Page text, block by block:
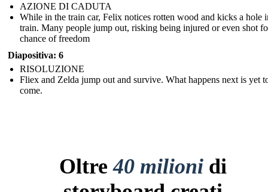
AZIONE DI CADUTA
While in the train car, Felix notices rotten wood and kicks a hole
train. Many people jump out, risking being injured or even shot
chance of freedom
Diapositiva: 6
RISOLUZIONE
Fliex and Zelda jump out and survive. What happens next is yet
come.
Oltre40 milioni di